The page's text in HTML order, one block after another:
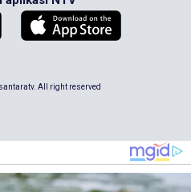
All right reserved